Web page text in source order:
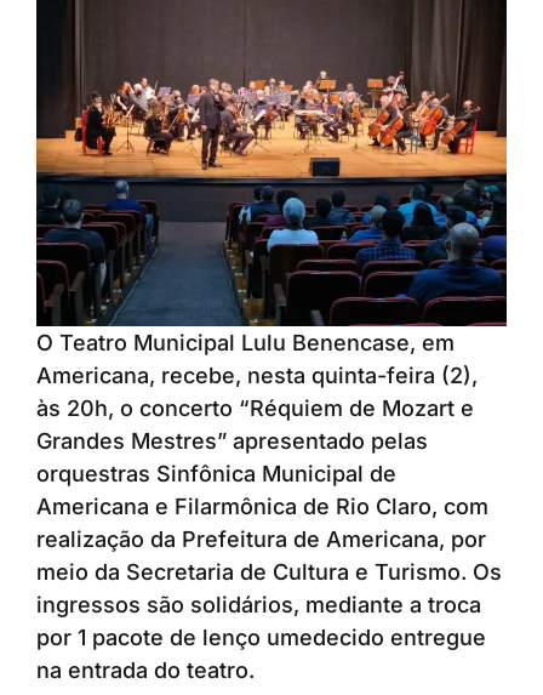
O Teatro Municipal Lulu Benencase, em
Americana, recebe, nesta quinta-feira (2),
às 20h, o concerto “Réquiem de Mozart e
Grandes Mestres” apresentado pelas
orquestras Sinfônica Municipal de
Americana e Filarmônica de Rio Claro, com
realização da Prefeitura de Americana, por
meio da Secretaria de Cultura e Turismo. Os
ingressos são solidários, mediante a troca
por 1 pacote de lenço umedecido entregue
na entrada do teatro.